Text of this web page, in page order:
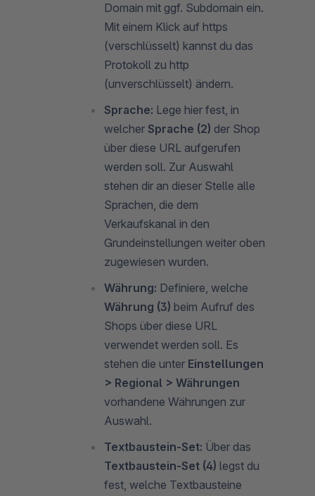
Domain mit ggf. Subdomain ein.
Mit einem Klick auf https
(verschlüsselt) kannst du das
Protokoll zu http
(unverschlüsselt) ändern.
Sprache: Lege hier fest, in
welcher Sprache (2) der Shop
über diese URL aufgerufen
werden soll. Zur Auswahl
stehen dir an dieser Stelle alle
Sprachen, die dem
Verkaufskanal in den
Grundeinstellungen weiter oben
zugewiesen wurden.
Währung: Definiere, welche
Währung (3) beim Aufruf des
Shops über diese URL
verwendet werden soll. Es
stehen die unter Einstellungen
> Regional > Währungen
vorhandene Währungen zur
Auswahl.
Textbaustein-Set: Über das
Textbaustein-Set (4) legst du
fest, welche Textbausteine